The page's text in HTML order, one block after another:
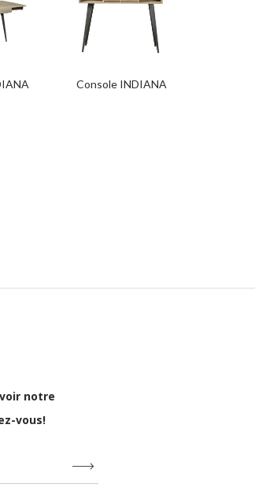
Console INDIANA
notre
vous!